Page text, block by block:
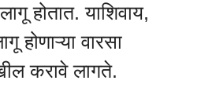
होतात. याशिवाय,
होणाऱ्या वारसा
करावे लागते.